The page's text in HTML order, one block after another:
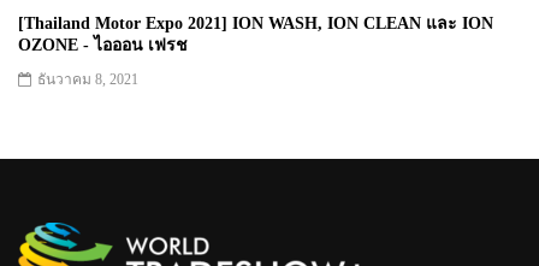
[Thailand Motor Expo 2021] ION WASH, ION CLEAN และ ION
OZONE - ไอออน เฟรช
ธันวาคม 8, 2021